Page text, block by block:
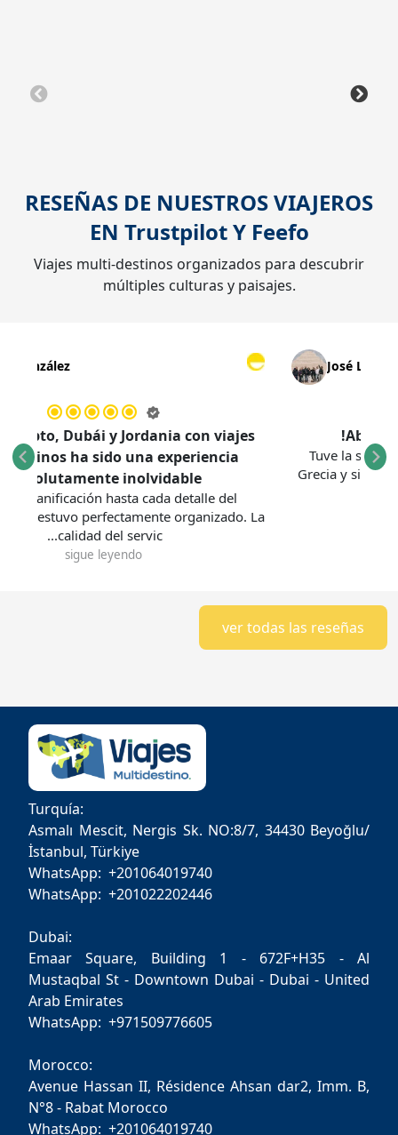
RESEÑAS DE NUESTROS VIAJEROS
EN TrustpilotY Feefo
Viajes multi-destinos organizados para descubrir
múltiples culturas y paisajes.
José
Tuve la
Grecia y
María González
a Egipto, Dubái y Jordania con viajes
ha sido una experiencia
absolutamente inolvidable.
la planificación hasta cada detalle del
todo estuvo perfectamente organizado. La
calidad del servic...
sigue leyendo
ver todas las reseñas
Turquía:
Asmalı Mescit, Nergis Sk. NO:8/7, 34430 Beyoğlu/
İstanbul, Türkiye
WhatsApp: +201064019740
WhatsApp: +201022202446
Dubai:
Emaar Square, Building 1 - 672F+H35 - Al
Mustaqbal St - Downtown Dubai - Dubai - United
Arab Emirates
WhatsApp: +971509776605
Morocco:
Avenue Hassan II, Résidence Ahsan dar2, Imm. B,
N°8 - Rabat Morocco
WhatsApp: +201064019740